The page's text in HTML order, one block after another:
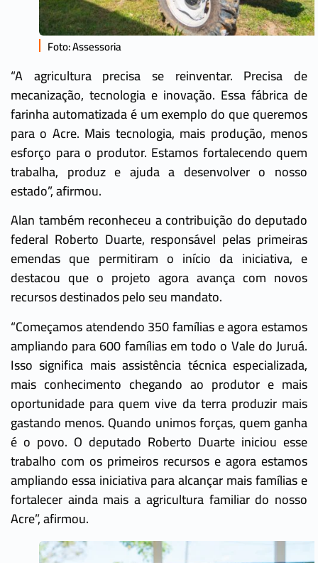
Foto: Assessoria
“A agricultura precisa se reinventar. Precisa de
mecanização, tecnologia e inovação. Essa fábrica de
farinha automatizada é um exemplo do que queremos
para o Acre. Mais tecnologia, mais produção, menos
esforço para o produtor. Estamos fortalecendo quem
trabalha, produz e ajuda a desenvolver o nosso
estado”, afirmou.
Alan também reconheceu a contribuição do deputado
federal Roberto Duarte, responsável pelas primeiras
emendas que permitiram o início da iniciativa, e
destacou que o projeto agora avança com novos
recursos destinados pelo seu mandato.
“Começamos atendendo 350 famílias e agora estamos
ampliando para 600 famílias em todo o Vale do Juruá.
Isso significa mais assistência técnica especializada,
mais conhecimento chegando ao produtor e mais
oportunidade para quem vive da terra produzir mais
gastando menos. Quando unimos forças, quem ganha
é o povo. O deputado Roberto Duarte iniciou esse
trabalho com os primeiros recursos e agora estamos
ampliando essa iniciativa para alcançar mais famílias e
fortalecer ainda mais a agricultura familiar do nosso
Acre”, afirmou.